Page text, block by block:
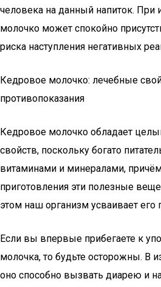
человека на данный напиток. При
молочко может спокойно
риска наступления негативных
Кедровое молочко: лечебные
противопоказания
Кедровое молочко обладает
свойств, поскольку богато
витаминами и минералами,
приготовления эти полезные
этом наш организм усваивает его
Если вы впервые прибегаете к
молочка, то будьте осторожны. В
оно способно вызвать диарею и